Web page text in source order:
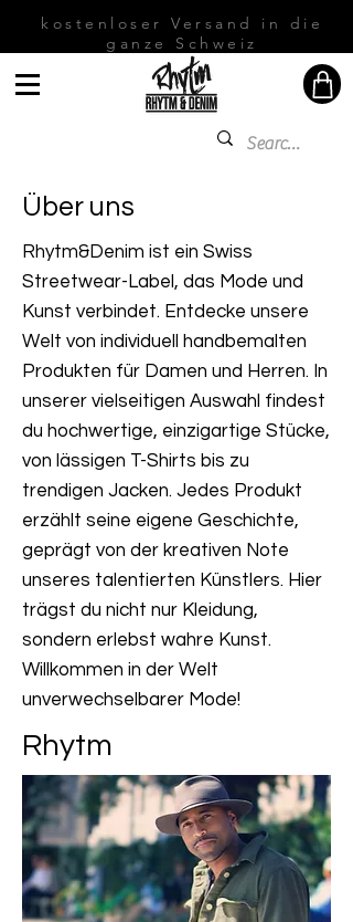
kostenloser Versand in die
ganze Schweiz
Über uns
Rhytm&Denim ist ein Swiss
Streetwear-Label, das Mode und
Kunst verbindet. Entdecke unsere
Welt von individuell handbemalten
Produkten für Damen und Herren. In
unserer vielseitigen Auswahl findest
du hochwertige, einzigartige Stücke,
von lässigen T-Shirts bis zu
trendigen Jacken. Jedes Produkt
erzählt seine eigene Geschichte,
geprägt von der kreativen Note
unseres talentierten Künstlers. Hier
trägst du nicht nur Kleidung,
sondern erlebst wahre Kunst.
Willkommen in der Welt
unverwechselbarer Mode!
Rhytm